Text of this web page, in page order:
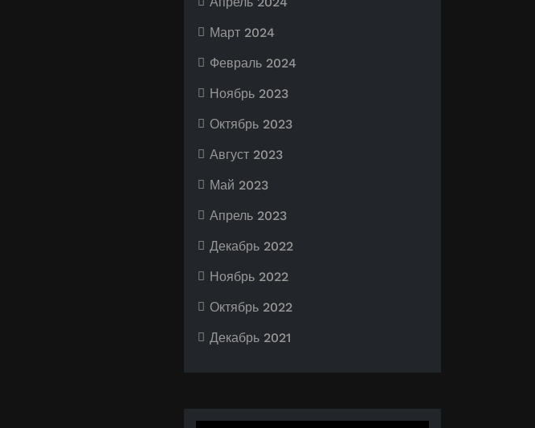
Март 2024
Февраль 2024
Ноябрь 2023
Октябрь 2023
Август 2023
Май 2023
Апрель 2023
Декабрь 2022
Ноябрь 2022
Октябрь 2022
Декабрь 2021